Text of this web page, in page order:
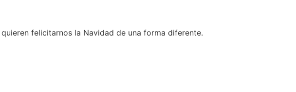
quieren felicitarnos la Navidad de una forma diferente.